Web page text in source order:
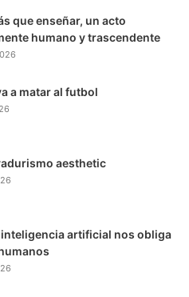
que enseñar, un acto
humano y trascendente
a matar al futbol
aesthetic
inteligencia artificial nos obliga